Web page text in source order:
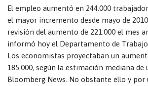
El empleo aumentó en 244.000
el mayor incremento desde mayo de
revisión del aumento de 221.000 el mes
informó hoy el Departamento de Trabajo
Los economistas proyectaban un
185.000, según la estimación mediana de
Bloomberg News. No obstante ello y por